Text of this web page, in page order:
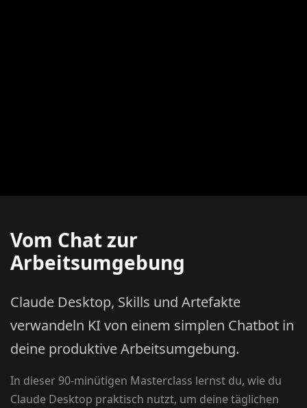
Vom Chat zur
Arbeitsumgebung
Claude Desktop, Skills und Artefakte
verwandeln KI von einem simplen Chatbot in
deine produktive Arbeitsumgebung.
In dieser 90-minütigen Masterclass lernst du, wie du
Claude Desktop praktisch nutzt, um deine täglichen